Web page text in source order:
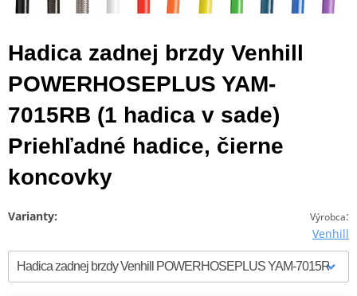
Hadica zadnej brzdy Venhill
POWERHOSEPLUS YAM-
7015RB (1 hadica v sade)
Priehľadné hadice, čierne
koncovky
Výrobca:
Venhill
Varianty: